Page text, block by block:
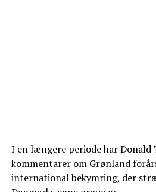
I en længere periode har Donald
kommentarer om Grønland
international bekymring, der